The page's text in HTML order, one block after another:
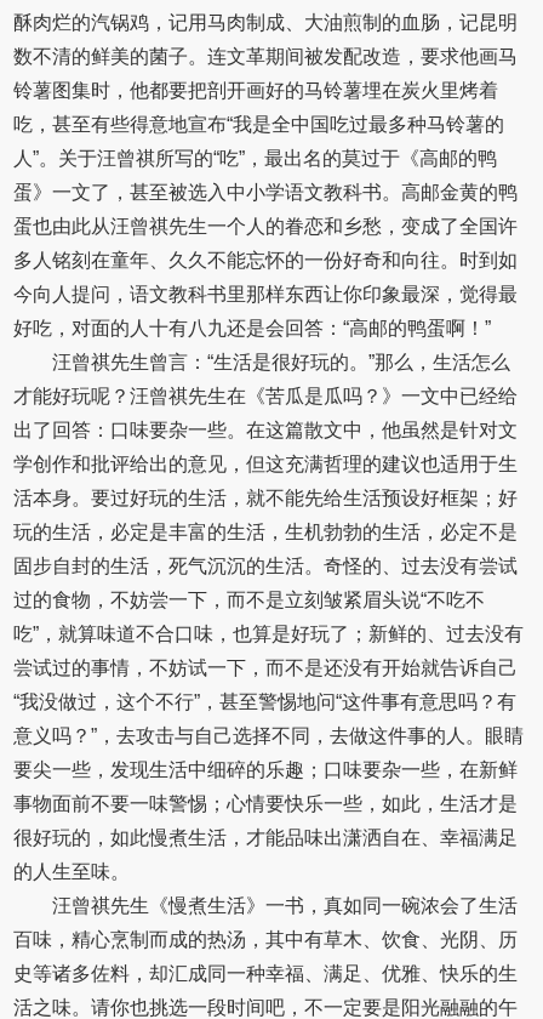
酥肉烂的汽锅鸡，记用马肉制成、大油煎制的血肠，记昆明
数不清的鲜美的菌子。连文革期间被发配改造，要求他画马
铃薯图集时，他都要把剖开画好的马铃薯埋在炭火里烤着
吃，甚至有些得意地宣布“我是全中国吃过最多种马铃薯的
人”。关于汪曾祺所写的“吃”，最出名的莫过于《高邮的鸭
蛋》一文了，甚至被选入中小学语文教科书。高邮金黄的鸭
蛋也由此从汪曾祺先生一个人的眷恋和乡愁，变成了全国许
多人铭刻在童年、久久不能忘怀的一份好奇和向往。时到如
今向人提问，语文教科书里那样东西让你印象最深，觉得最
好吃，对面的人十有八九还是会回答：“高邮的鸭蛋啊！”
汪曾祺先生曾言：“生活是很好玩的。”那么，生活怎么
才能好玩呢？汪曾祺先生在《苦瓜是瓜吗？》一文中已经给
出了回答：口味要杂一些。在这篇散文中，他虽然是针对文
学创作和批评给出的意见，但这充满哲理的建议也适用于生
活本身。要过好玩的生活，就不能先给生活预设好框架；好
玩的生活，必定是丰富的生活，生机勃勃的生活，必定不是
固步自封的生活，死气沉沉的生活。奇怪的、过去没有尝试
过的食物，不妨尝一下，而不是立刻皱紧眉头说“不吃不
吃”，就算味道不合口味，也算是好玩了；新鲜的、过去没有
尝试过的事情，不妨试一下，而不是还没有开始就告诉自己
“我没做过，这个不行”，甚至警惕地问“这件事有意思吗？有
意义吗？”，去攻击与自己选择不同，去做这件事的人。眼睛
要尖一些，发现生活中细碎的乐趣；口味要杂一些，在新鲜
事物面前不要一味警惕；心情要快乐一些，如此，生活才是
很好玩的，如此慢煮生活，才能品味出潇洒自在、幸福满足
的人生至味。
汪曾祺先生《慢煮生活》一书，真如同一碗浓会了生活
百味，精心烹制而成的热汤，其中有草木、饮食、光阴、历
史等诸多佐料，却汇成同一种幸福、满足、优雅、快乐的生
活之味。请你也挑选一段时间吧，不一定要是阳光融融的午